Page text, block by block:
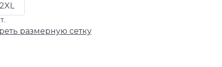
размерную сетку